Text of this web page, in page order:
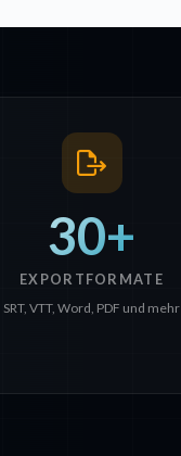
30+
EXPORTFORMATE
SRT, VTT, Word, PDF und mehr